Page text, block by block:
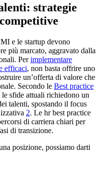
strategie
e le startup devono
più marcato, aggravato dalla
Perimplementare
efficaci, non basta offrire uno
un’offerta di valore che
Secondo le Best practice
le sfide attuali richiedono un
talenti, spostando il focus
2. Le hr best practice
di carriera chiari per
di transizione.
posizione, possiamo darti